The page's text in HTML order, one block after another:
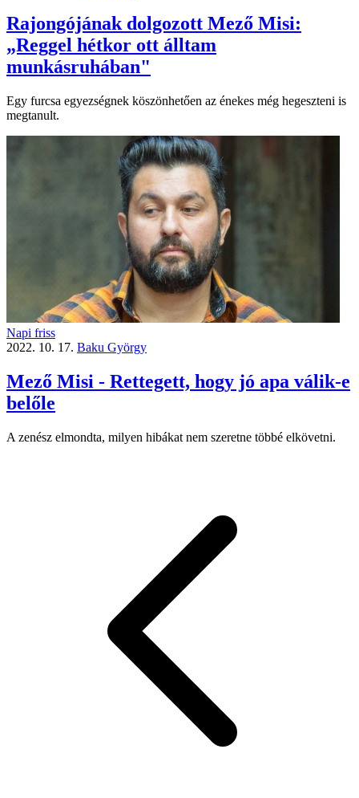
Rajongójának dolgozott Mező Misi:
„Reggel hétkor ott álltam
munkásruhában"
Egy furcsa egyezségnek köszönhetően az énekes még hegeszteni is
megtanult.
Napi friss
2022. 10. 17. Baku György
Mező Misi - Rettegett, hogy jó apa válik-e
belőle
A zenész elmondta, milyen hibákat nem szeretne többé elkövetni.